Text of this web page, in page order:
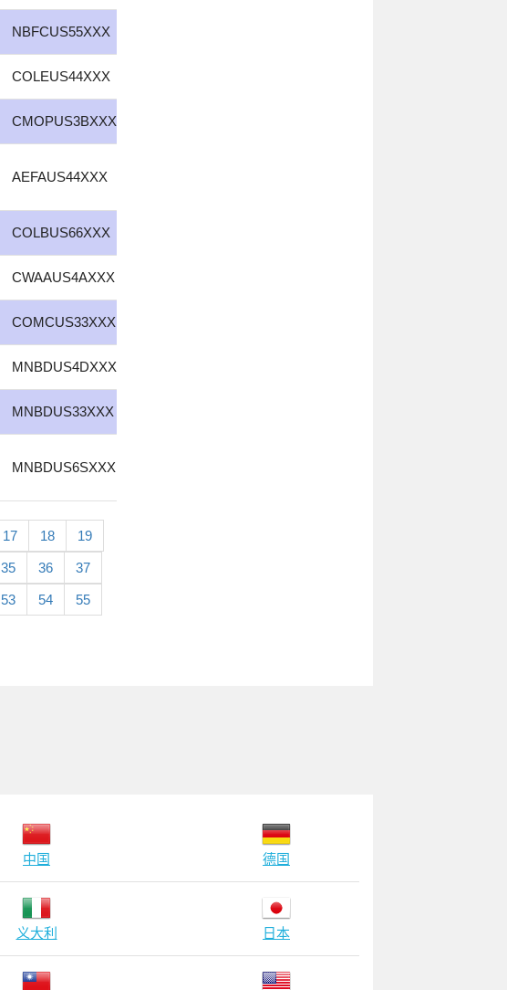
NBFCUS55XXX
COLEUS44XXX
CMOPUS3BXXX
AEFAUS44XXX
COLBUS66XXX
CWAAUS4AXXX
COMCUS33XXX
MNBDUS4DXXX
MNBDUS33XXX
MNBDUS6SXXX
17 18 19
35 36 37
53 54 55
中国 德国
义大利 日本